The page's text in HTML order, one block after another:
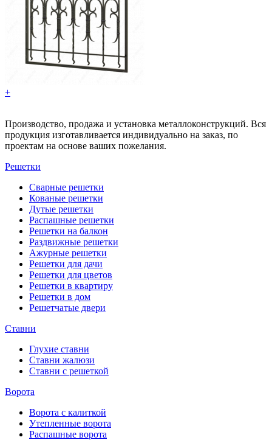
+
Производство, продажа и установка металлоконструкций. Вся
продукция изготавливается индивидуально на заказ, по
проектам на основе ваших пожелания.
Решетки
Сварные решетки
Кованые решетки
Дутые решетки
Распашные решетки
Решетки на балкон
Раздвижные решетки
Ажурные решетки
Решетки для дачи
Решетки для цветов
Решетки в квартиру
Решетки в дом
Решетчатые двери
Ставни
Глухие ставни
Ставни жалюзи
Ставни с решеткой
Ворота
Ворота с калиткой
Утепленные ворота
Распашные ворота